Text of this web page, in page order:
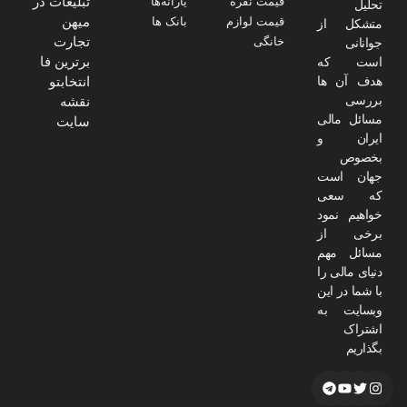
تحلیل
متشکل از
جوانانی
است که
هدف آن ها
بررسی
مسائل مالی
ایران و
بخصوص
جهان است
که سعی
خواهیم نمود
برخی از
مسائل مهم
دنیای مالی را
با شما در این
وبسایت به
اشتراک
بگذاریم
قیمت لوازم
خانگی
بانک ها
میهن
تجارت
برترین فا
انتخابتو
نقشه
سایت